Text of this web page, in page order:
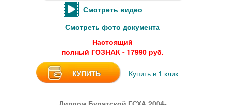
Смотреть видео
Смотреть фото документа
Настоящий
полный ГОЗНАК - 17990 руб.
КУПИТЬ Купить в 1 клик